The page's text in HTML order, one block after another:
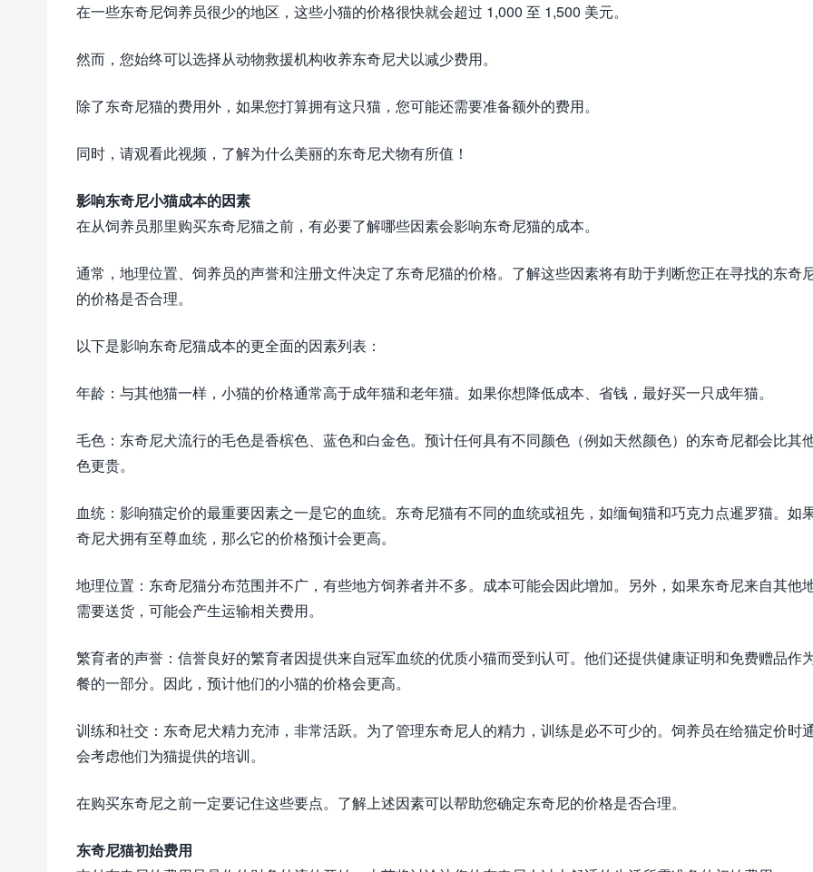
在一些东奇尼饲养员很少的地区，这些小猫的价格很快就会超过 1,000 至 1,500 美元。
然而，您始终可以选择从动物救援机构收养东奇尼犬以减少费用。
除了东奇尼猫的费用外，如果您打算拥有这只猫，您可能还需要准备额外的费用。
同时，请观看此视频，了解为什么美丽的东奇尼犬物有所值！
影响东奇尼小猫成本的因素
在从饲养员那里购买东奇尼猫之前，有必要了解哪些因素会影响东奇尼猫的成本。
通常，地理位置、饲养员的声誉和注册文件决定了东奇尼猫的价格。了解这些因素将有助于判断您正在寻找的东奇
的价格是否合理。
以下是影响东奇尼猫成本的更全面的因素列表：
年龄：与其他猫一样，小猫的价格通常高于成年猫和老年猫。如果你想降低成本、省钱，最好买一只成年猫。
毛色：东奇尼犬流行的毛色是香槟色、蓝色和白金色。预计任何具有不同颜色（例如天然颜色）的东奇尼都会比其
色更贵。
血统：影响猫定价的最重要因素之一是它的血统。东奇尼猫有不同的血统或祖先，如缅甸猫和巧克力点暹罗猫。如
奇尼犬拥有至尊血统，那么它的价格预计会更高。
地理位置：东奇尼猫分布范围并不广，有些地方饲养者并不多。成本可能会因此增加。另外，如果东奇尼来自其他
需要送货，可能会产生运输相关费用。
繁育者的声誉：信誉良好的繁育者因提供来自冠军血统的优质小猫而受到认可。他们还提供健康证明和免费赠品作
餐的一部分。因此，预计他们的小猫的价格会更高。
训练和社交：东奇尼犬精力充沛，非常活跃。为了管理东奇尼人的精力，训练是必不可少的。饲养员在给猫定价时
会考虑他们为猫提供的培训。
在购买东奇尼之前一定要记住这些要点。了解上述因素可以帮助您确定东奇尼的价格是否合理。
东奇尼猫初始费用